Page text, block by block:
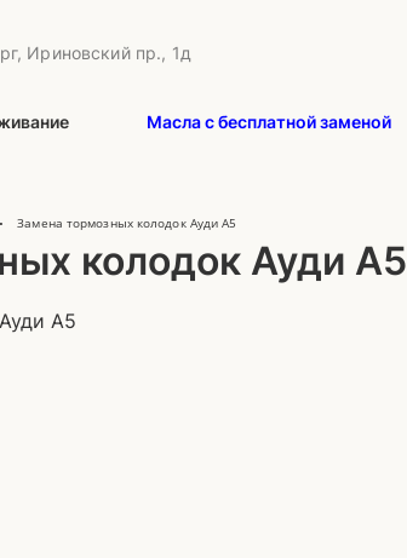
Ириновский пр., 1д
Масла с бесплатной заменой
• Замена тормозных колодок Ауди А5
колодок Ауди А5